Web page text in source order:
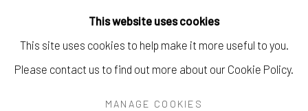
This website uses cookies
This site uses cookies to help make it more useful to you.
Please contact us to find out more about our Cookie Policy.
MANAGE COOKIES